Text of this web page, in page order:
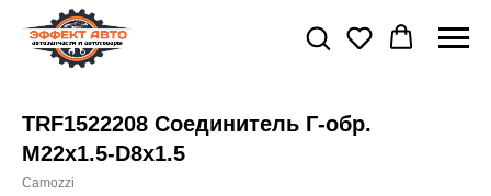
TRF1522208 Соединитель Г-обр.
M22x1.5-D8x1.5
Camozzi